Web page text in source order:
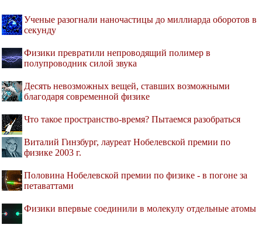
Ученые разогнали наночастицы до миллиарда оборотов в
секунду
Физики превратили непроводящий полимер в
полупроводник силой звука
Десять невозможных вещей, ставших возможными
благодаря современной физике
Что такое пространство-время? Пытаемся разобраться
Виталий Гинзбург, лауреат Нобелевской премии по
физике 2003 г.
Половина Нобелевской премии по физике - в погоне за
петаваттами
Физики впервые соединили в молекулу отдельные атомы